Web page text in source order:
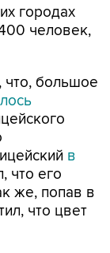
городах
человек,
что, большое
в
что его
же, попав в
что цвет